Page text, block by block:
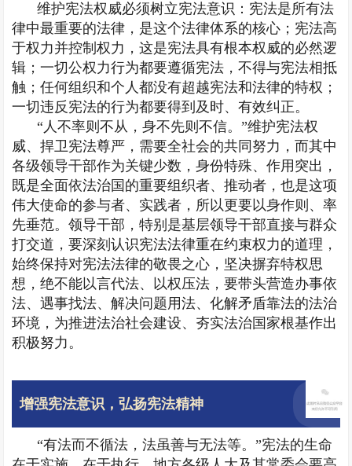
维护宪法权威必须树立宪法意识：宪法是所有法
律中最重要的法律，是这个法律体系的核心；宪法高
于权力并控制权力，这是宪法具有根本权威的必然逻
辑；一切公权力行为都要遵循宪法，不得与宪法相抵
触；任何组织和个人都没有超越宪法和法律的特权；
一切违反宪法的行为都要得到及时、有效纠正。
“人不率则不从，身不先则不信。”维护宪法权
威、捍卫宪法尊严，需要全社会的共同努力，而其中
各级领导干部作为关键少数，身份特殊、作用突出，
既是全面依法治国的重要组织者、推动者，也是这项
伟大使命的参与者、实践者，所以更要以身作则、率
先垂范。领导干部，特别是基层领导干部直接与群众
打交道，要深刻认识宪法法律重在约束权力的道理，
始终保持对宪法法律的敬畏之心，坚决摒弃特权思
想，绝不能以言代法、以权压法，要带头营造办事依
法、遇事找法、解决问题用法、化解矛盾靠法的法治
环境，为推进法治社会建设、夯实法治国家根基作出
积极努力。
增强宪法意识，弘扬宪法精神
“有法而不循法，法虽善与无法等。”宪法的生命